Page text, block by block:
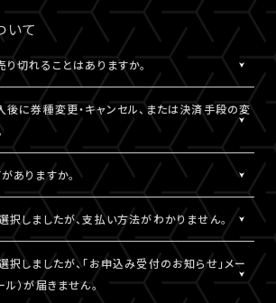
サービスの推奨環境ではありません。
あくまで推奨環境ではないことをご理解・ご了
テスト視聴をお試しください。
中に生じた不具合に関しては、当サービスは
ねます。
聴をご希望の場合は、サンプル動画視聴ページ
映像と音声が正常に再生できることをご確認の
断で視聴チケットのご購入をご検討ください。
いて
り切れることはありますか。
トの売り切れはございません。ただし公演・券種に
りがある場合がございます。
ページでご確認ください。
後に券種変更・キャンセル、または決済手段の変
れた視聴チケットの券種変更・キャンセルは一切
。
決済の場合、即時決済となります。
合、お支払いがお済みでない場合のみ、券種
可能です。
ありますか。
決済、コンビニ決済がご利用いただけます。
LIVESHIP」と表示されます。
択しましたが、支払い方法がわかりません。
い方法は、下記よりご確認ください。
い方法（手順4以降）
択しましたが、「お申込み受付のお知らせ」メー
）が届きません。